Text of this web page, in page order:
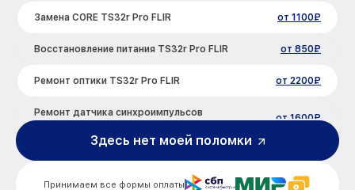
Замена CORE TS32r Pro FLIR от 1100₽
Восстановление питания TS32r Pro FLIR от 850₽
Ремонт оптики TS32r Pro FLIR от 2200₽
Ремонт датчика синхроимпульсов
TS32r Pro FLIR
от 1600₽
от 900₽
Принимаем все формы оплаты
Здесь нет моей поломки